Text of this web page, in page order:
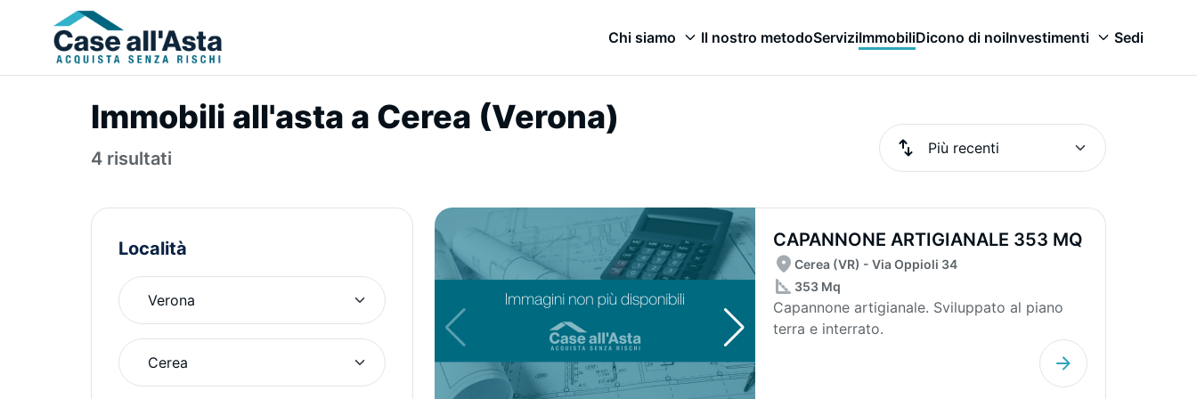
Chi siamo Il nostro metodoServiziImmobiliDicono di noiInvestimenti Sedi
Immobili all'asta a Cerea (Verona)
4 risultati
Località CAPANNONE ARTIGIANALE 353 MQ
Cerea (VR) - Via Oppioli 34
353 Mq
Capannone artigianale. Sviluppato al piano
terra e interrato.